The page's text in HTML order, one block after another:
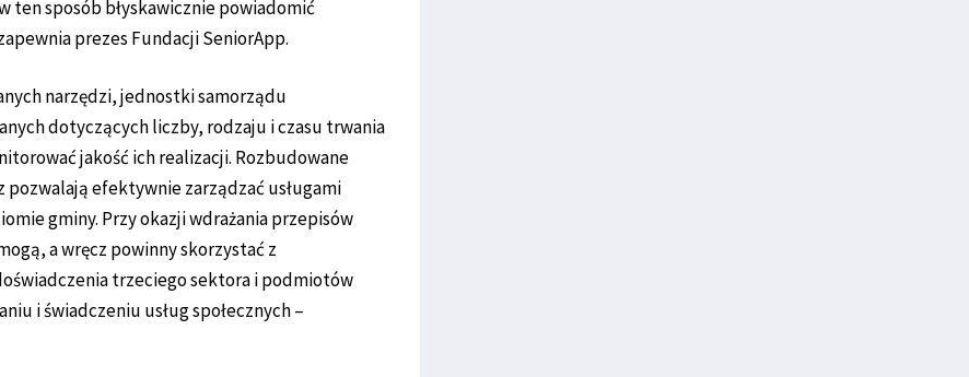
sposób błyskawicznie powiadomić
prezes Fundacji SeniorApp.
narzędzi, jednostki samorządu
dotyczących liczby, rodzaju i czasu trwania
jakość ich realizacji. Rozbudowane
efektywnie zarządzać usługami
gminy. Przy okazji wdrażania przepisów
a wręcz powinny skorzystać z
trzeciego sektora i podmiotów
i świadczeniu usług społecznych –